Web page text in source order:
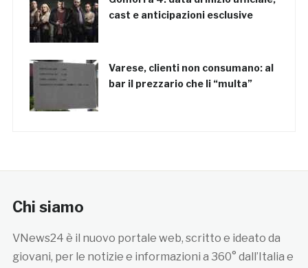
cast e anticipazioni esclusive
Varese, clienti non consumano: al
bar il prezzario che li “multa”
Chi siamo
VNews24 è il nuovo portale web, scritto e ideato da
giovani, per le notizie e informazioni a 360° dall’Italia e